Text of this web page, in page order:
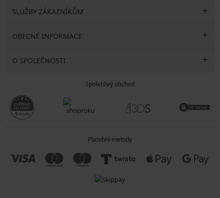
SLUŽBY ZÁKAZNÍKŮM
OBECNÉ INFORMACE
O SPOLEČNOSTI
Spolehlivý obchod
Platební metody